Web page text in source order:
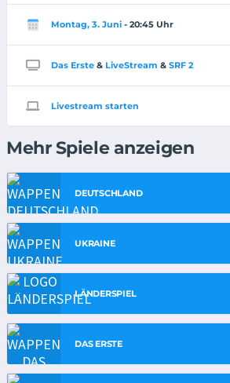
Montag, 3. Juni - 20:45 Uhr
Das Erste & LiveStream & SRF 2
Livestream starten
Mehr Spiele anzeigen
DEUTSCHLAND
UKRAINE
LÄNDERSPIEL
DAS ERSTE